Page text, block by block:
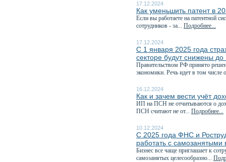
17.12.2024
Как уменьшить патент в
Если вы работаете на патентной
сотрудников - за... Подробнее...
17.12.2024
С 1 января 2025 года
секторе будут снижены до
Правительством РФ принято
экономики. Речь идет в том числе
16.12.2024
Как и зачем вести учёт
ИП на ПСН не отчитываются о
ПСН считают не от... Подробнее...
10.12.2024
С 2025 года ФНС и
работать с
Бизнес все чаще приглашает к
самозанятых целесообразно...